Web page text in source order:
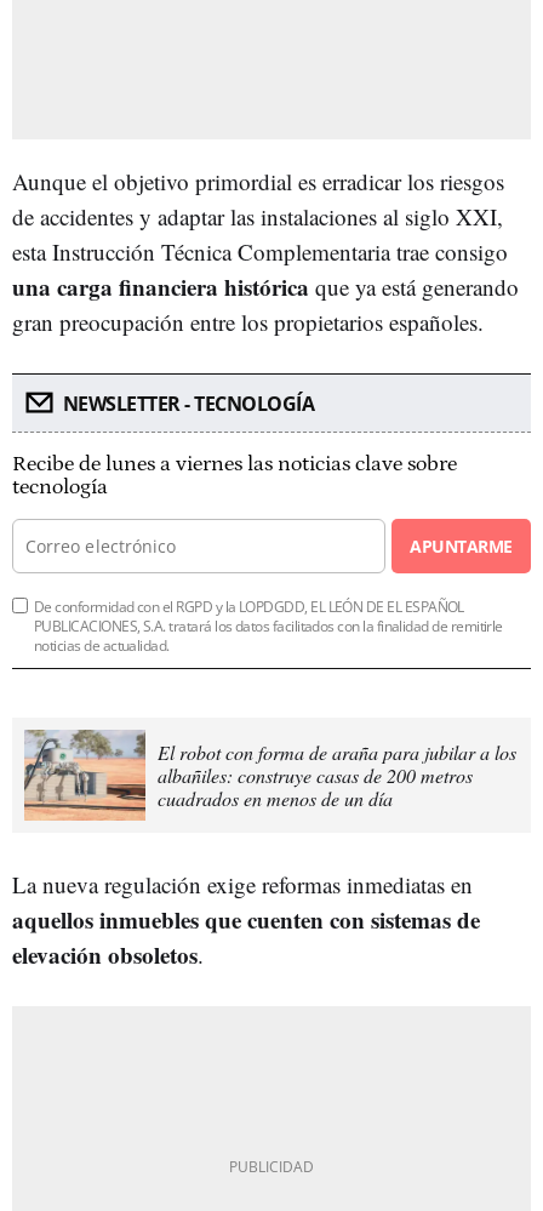
Aunque el objetivo primordial es erradicar los riesgos
de accidentes y adaptar las instalaciones al siglo XXI,
esta Instrucción Técnica Complementaria trae consigo
una carga financiera histórica que ya está generando
gran preocupación entre los propietarios españoles.
NEWSLETTER - TECNOLOGÍA
Recibe de lunes a viernes las noticias clave sobre
tecnología
APUNTARME
De conformidad con el RGPD y la LOPDGDD, EL LEÓN DE EL ESPAÑOL
PUBLICACIONES, S.A. tratará los datos facilitados con la finalidad de remitirle
noticias de actualidad.
El robot con forma de araña para jubilar a los
albañiles: construye casas de 200 metros
cuadrados en menos de un día
La nueva regulación exige reformas inmediatas en
aquellos inmuebles que cuenten con sistemas de
elevación obsoletos.